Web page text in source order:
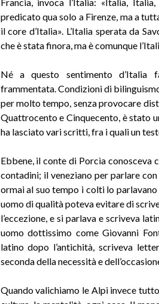
predicato qua solo a Firenze, ma a
il core d’Italia». L’Italia sperata da
che è stata finora, ma è comunque
Né a questo sentimento d’Italia
frammentata. Condizioni di
per molto tempo, senza provocare
Quattrocento e Cinquecento, è stato
ha lasciato vari scritti, fra i quali un
Ebbene, il conte di Porcìa
contadini; il veneziano per parlare
ormai al suo tempo i colti lo
uomo di qualità poteva evitare di
l’eccezione, e si parlava e scriveva
uomo dottissimo come Giovanni
latino dopo l’antichità, scriveva
seconda della necessità e
Quando valichiamo le Alpi invece